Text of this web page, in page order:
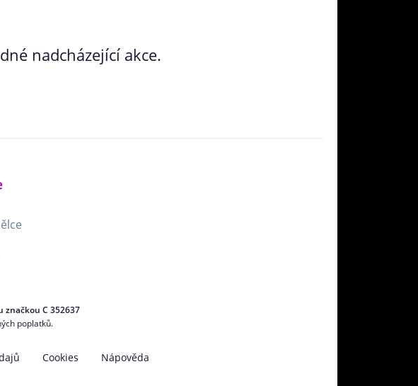
nadcházející akce.
značkou C 352637
poplatků.
Cookies Nápověda